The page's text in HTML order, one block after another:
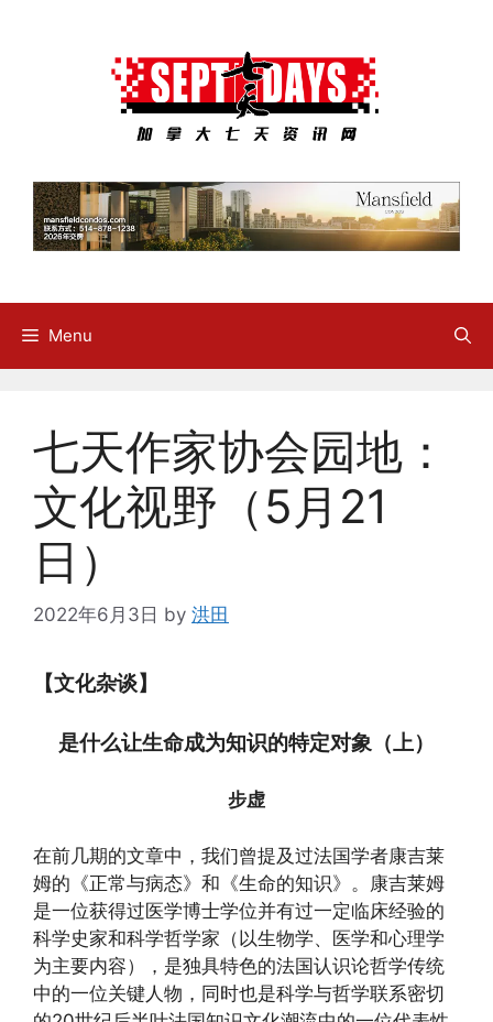
Menu
七天作家协会园地：
文化视野（5月21
日）
2022年6月3日 by 洪田
【文化杂谈】
是什么让生命成为知识的特定对象（上）
步虚
在前几期的文章中，我们曾提及过法国学者康吉莱
姆的《正常与病态》和《生命的知识》。康吉莱姆
是一位获得过医学博士学位并有过一定临床经验的
科学史家和科学哲学家（以生物学、医学和心理学
为主要内容），是独具特色的法国认识论哲学传统
中的一位关键人物，同时也是科学与哲学联系密切